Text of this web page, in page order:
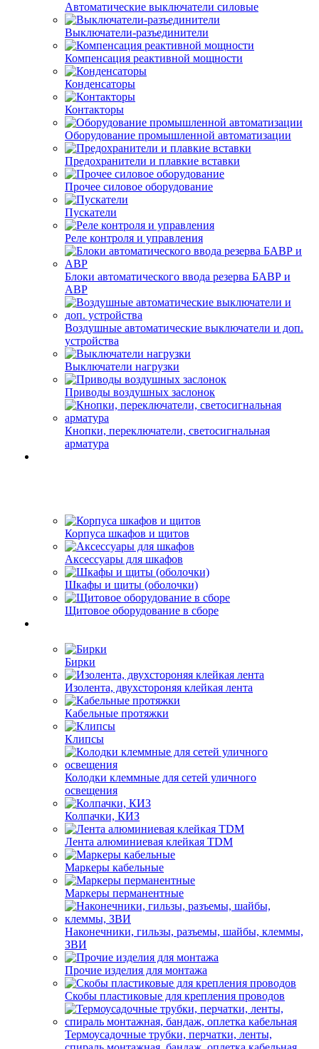
Автоматические выключатели cиловые
Выключатели-разъединители
Компенсация реактивной мощности
Конденсаторы
Контакторы
Оборудование промышленной автоматизации
Предохранители и плавкие вставки
Прочее силовое оборудование
Пускатели
Реле контроля и управления
Блоки автоматического ввода резерва БАВР и
АВР
Воздушные автоматические выключатели и доп.
устройства
Выключатели нагрузки
Приводы воздушных заслонок
Кнопки, переключатели, светосигнальная
арматура
Корпуса шкафов и щитов
Аксессуары для шкафов
Шкафы и щиты (оболочки)
Щитовое оборудование в сборе
Бирки
Изолента, двухстороняя клейкая лента
Кабельные протяжки
Клипсы
Колодки клеммные для сетей уличного
освещения
Колпачки, КИЗ
Лента алюминиевая клейкая TDM
Маркеры кабельные
Маркеры перманентные
Наконечники, гильзы, разъемы, шайбы, клеммы,
ЗВИ
Прочие изделия для монтажа
Скобы пластиковые для крепления проводов
Термоусадочные трубки, перчатки, ленты,